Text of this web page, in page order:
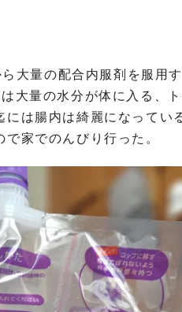
大量の配合内服剤を服用
大量の水分が体に入る、
は腸内は綺麗になってい
家でのんびり行った。